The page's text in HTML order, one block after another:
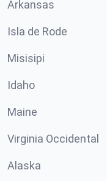
Arkansas
Isla de Rode
Misisipi
Idaho
Maine
Virginia Occidental
Alaska